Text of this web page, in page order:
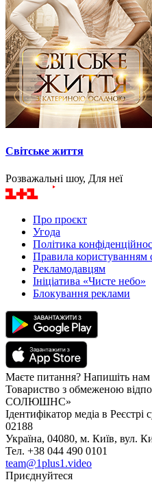
Світське життя
Розважальні шоу, Для неї
Про проєкт
Угода
Політика
Правила користуванням
Рекламодавцям
Ініціатива «Чисте небо»
Блокування реклами
Маєте питання? Напишіть нам
Товариство з обмеженою
СОЛЮШНС»
Ідентифікатор медіа в Реєстрі
02188
Україна, 04080, м. Київ, вул.
Тел. +38 044 490 0101
team@1plus1.video
Приєднуйтеся